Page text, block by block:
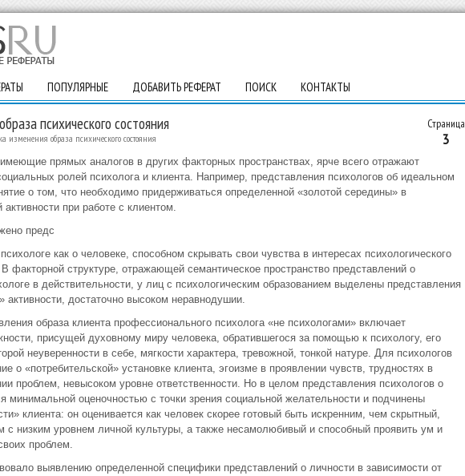
ПОПУЛЯРНЫЕ ДОБАВИТЬ РЕФЕРАТ ПОИСК КОНТАКТЫ
Страница
3
психического состояния
изменения образа психического состояния
прямых аналогов в других факторных пространствах, ярче всего отражают
ролей психолога и клиента. Например, представления психологов об идеальном
о том, что необходимо придерживаться определенной «золотой середины» в
активности при работе с клиентом.
предс
как о человеке, способном скрывать свои чувства в интересах психологического
структуре, отражающей семантическое пространство представлений о
в действительности, у лиц с психологическим образованием выделены представления
активности, достаточно высоком неравнодушии.
образа клиента профессионального психолога «не психологами» включает
присущей духовному миру человека, обратившегося за помощью к психологу, его
неуверенности в себе, мягкости характера, тревожной, тонкой натуре. Для психологов
о «потребительской» установке клиента, эгоизме в проявлении чувств, трудностях в
проблем, невысоком уровне ответственности. Но в целом представления психологов о
минимальной оценочностью с точки зрения социальной желательности и подчинены
клиента: он оценивается как человек скорее готовый быть искренним, чем скрытный,
с низким уровнем личной культуры, а также несамолюбивый и способный проявить ум и
проблем.
выявлению определенной специфики представлений о личности в зависимости от